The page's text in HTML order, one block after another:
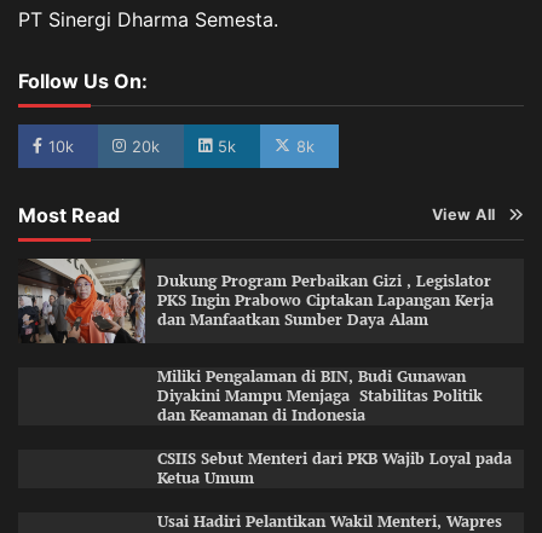
PT Sinergi Dharma Semesta.
Follow Us On:
10k 20k 5k 8k
Most Read View All
Dukung Program Perbaikan Gizi , Legislator
PKS Ingin Prabowo Ciptakan Lapangan Kerja
dan Manfaatkan Sumber Daya Alam
Miliki Pengalaman di BIN, Budi Gunawan
Diyakini Mampu Menjaga Stabilitas Politik
dan Keamanan di Indonesia
CSIIS Sebut Menteri dari PKB Wajib Loyal pada
Ketua Umum
Usai Hadiri Pelantikan Wakil Menteri, Wapres